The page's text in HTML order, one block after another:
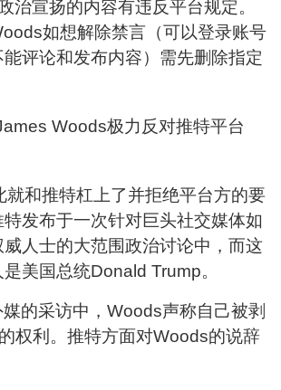
治宣扬的内容有违反平台规定。
如想解除禁言（可以登录账号
评论和发布内容）需先删除指定
就和推特杠上了并拒绝平台方的要
发布于一次针对巨头社交媒体如
人士的大范围政治讨论中，而这
美国总统Donald Trump。
的采访中， Woods声称自己被剥
权利。推特方面对Woods的说辞